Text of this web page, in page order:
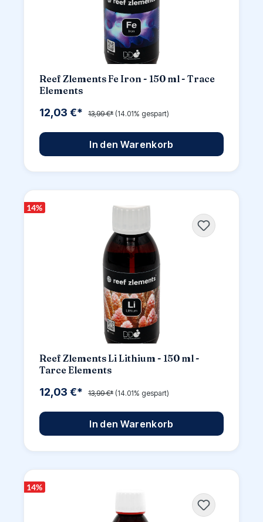
Reef Zlements Fe Iron - 150 ml - Trace
Elements
12,03 €* 13,99 €* (14.01% gespart)
In den Warenkorb
14%
Reef Zlements Li Lithium - 150 ml -
Tarce Elements
12,03 €* 13,99 €* (14.01% gespart)
In den Warenkorb
14%